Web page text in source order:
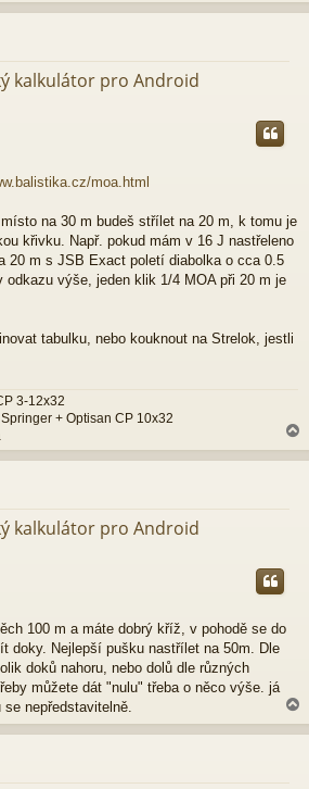
h
kalkulátor pro Android
moa.html
na 30 m budeš střílet na 20 m, k tomu je
křivku. Např. pokud mám v 16 J nastřeleno
20 m s JSB Exact poletí diabolka o cca 0.5
výše, jeden klik 1/4 MOA při 20 m je
tabulku, nebo kouknout na Strelok, jestli
3-12x32
+ Optisan CP 10x32
a
h
kalkulátor pro Android
100 m a máte dobrý kříž, v pohodě se do
doky. Nejlepší pušku nastřílet na 50m. Dle
doků nahoru, nebo dolů dle různých
můžete dát "nulu" třeba o něco výše. já
nepředstavitelně.
a
h